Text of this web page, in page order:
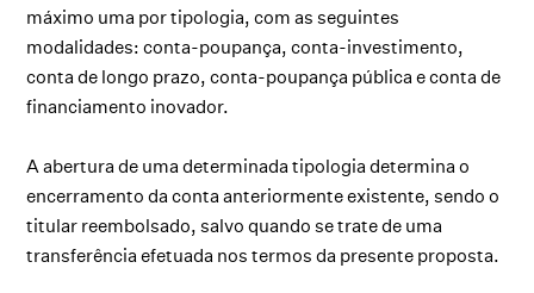
máximo uma por tipologia, com as seguintes
modalidades: conta-poupança, conta-investimento,
conta de longo prazo, conta-poupança pública e conta de
financiamento inovador.
A abertura de uma determinada tipologia determina o
encerramento da conta anteriormente existente, sendo o
titular reembolsado, salvo quando se trate de uma
transferência efetuada nos termos da presente proposta.